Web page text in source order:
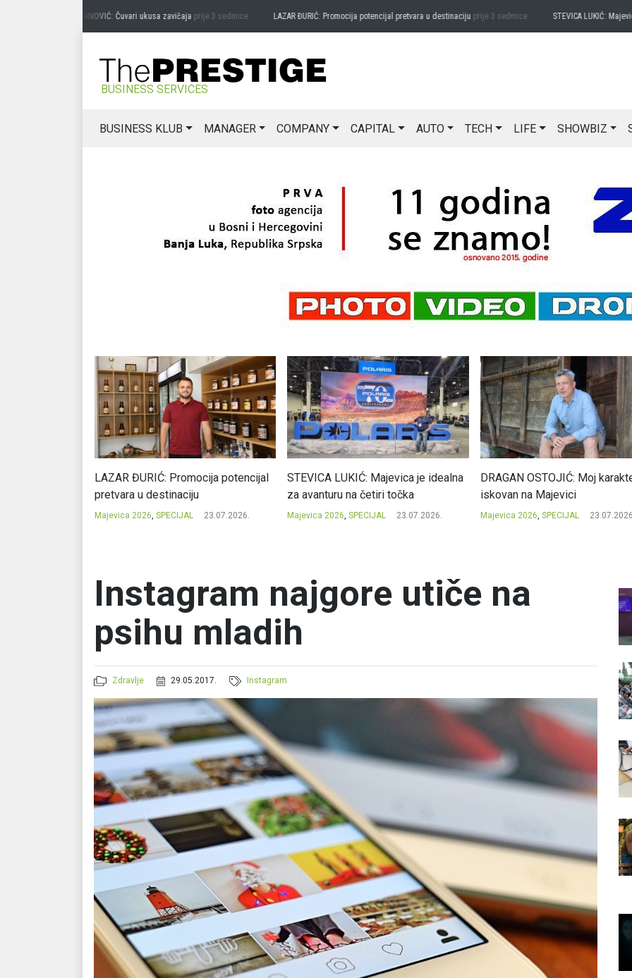
PREDRAG MIĆANOVIĆ: Čuvari ukusa zavičajaprije 3 sedmice LAZAR ĐURIĆ: Promocija potencijal pretvara u destinacijuprije 3 sedmice STEVICA LUKIĆ: Majevica
BUSINESS SERVICES
BUSINESS KLUB MANAGER COMPANY CAPITAL AUTO TECH LIFE SHOWBIZ
LAZAR ĐURIĆ: Promocija potencijal
pretvara u destinaciju
Majevica 2026, SPECIJAL 23.07.2026.
STEVICA LUKIĆ: Majevica je idealna
za avanturu na četiri točka
Majevica 2026, SPECIJAL 23.07.2026.
DRAGAN OSTOJIĆ: Moj
iskovan na Majevici
Majevica 2026, SPECIJAL
Instagram najgore utiče na
psihu mladih
Zdravlje 29.05.2017. Instagram